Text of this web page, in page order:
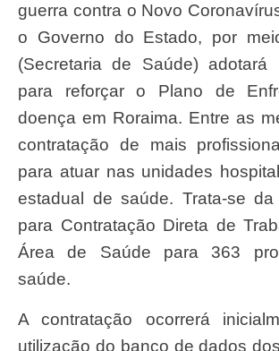
guerra contra o Novo
o Governo do Estado, por
(Secretaria de Saúde) adotará
para reforçar o Plano de
doença em Roraima. Entre as
contratação de mais
para atuar nas unidades
estadual de saúde. Trata-se da
para Contratação Direta de
Área de Saúde para 363
saúde.
A contratação ocorrerá inicialmente com a
utilização do banco de dados